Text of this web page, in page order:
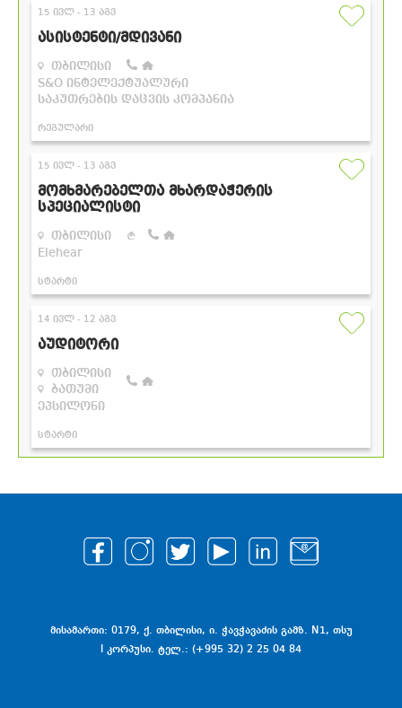
მისამართი: 0179, ქ. თბილისი, ი. ჭავჭავაძის გამზ. N1, თსუ
I კორპუსი. ტელ.: (+995 32) 2 25 04 84